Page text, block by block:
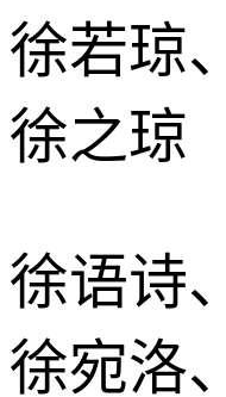
徐若琼
徐之琼
徐语诗
徐宛洛